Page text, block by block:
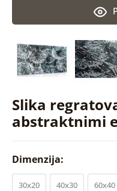
Slika
abstraktnimi
Dimenzija:
30x20 40x30 60x40